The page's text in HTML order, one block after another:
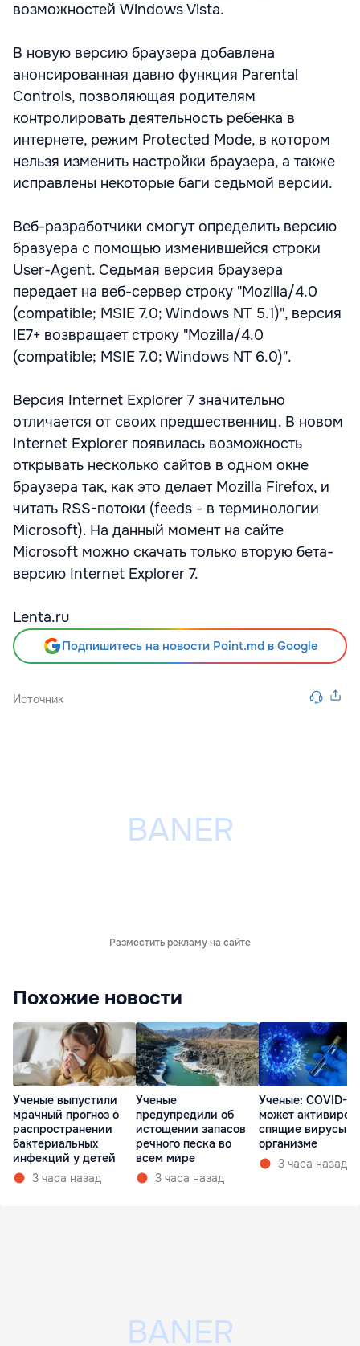
возможностей Windows Vista.
В новую версию браузера добавлена
анонсированная давно функция Parental
Controls, позволяющая родителям
контролировать деятельность ребенка в
интернете, режим Protected Mode, в котором
нельзя изменить настройки браузера, а также
исправлены некоторые баги седьмой версии.
Веб-разработчики смогут определить версию
бразуера с помощью изменившейся строки
User-Agent. Седьмая версия браузера
передает на веб-сервер строку "Mozilla/4.0
(compatible; MSIE 7.0; Windows NT 5.1)", версия
IE7+ возвращает строку "Mozilla/4.0
(compatible; MSIE 7.0; Windows NT 6.0)".
Версия Internet Explorer 7 значительно
отличается от своих предшественниц. В новом
Internet Explorer появилась возможность
открывать несколько сайтов в одном окне
браузера так, как это делает Mozilla Firefox, и
читать RSS-потоки (feeds - в терминологии
Microsoft). На данный момент на сайте
Microsoft можно скачать только вторую бета-
версию Internet Explorer 7.
Lenta.ru
Подпишитесь на новости Point.md в Google
Источник
Разместить рекламу на сайте
Похожие новости
Ученые выпустили
мрачный прогноз о
распространении
бактериальных
инфекций у детей
3 часа назад
Ученые
предупредили об
истощении запасов
речного песка во
всем мире
3 часа назад
Ученые: COVID-19
может
спящие вирусы в
организме
3 часа назад